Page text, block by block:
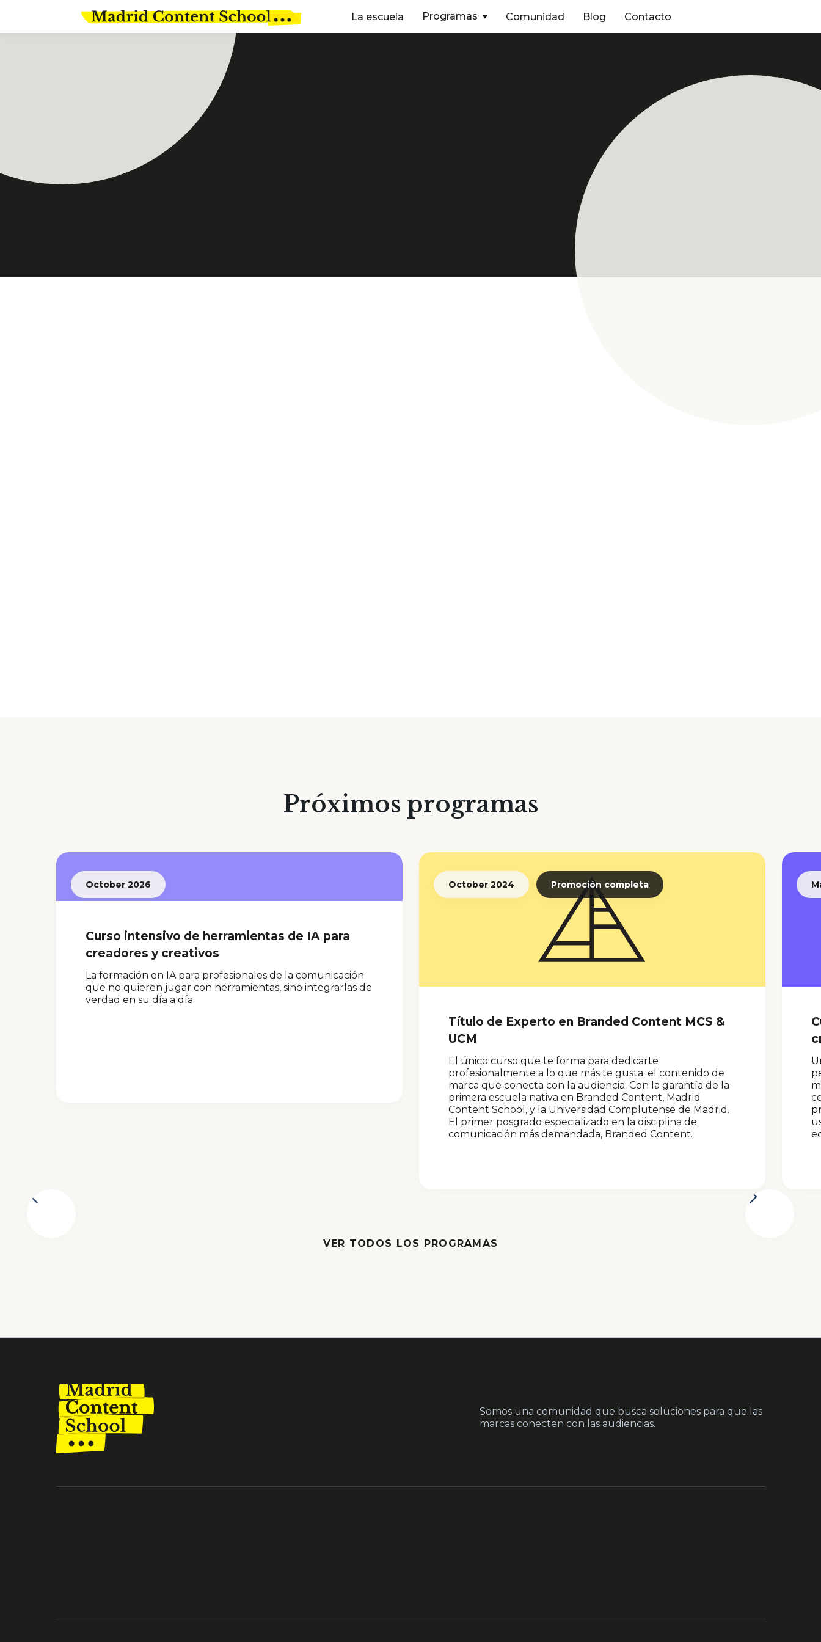
La escuela Programas  Comunidad Blog Contacto
Próximos programas
October 2026
Curso intensivo de herramientas de IA para
creadores y creativos
La formación en IA para profesionales de la comunicación
que no quieren jugar con herramientas, sino integrarlas de
verdad en su día a día.
October 2024 Promoción completa
Título de Experto en Branded Content MCS &
UCM
El único curso que te forma para dedicarte
profesionalmente a lo que más te gusta: el contenido de
marca que conecta con la audiencia. Con la garantía de la
primera escuela nativa en Branded Content, Madrid
Content School, y la Universidad Complutense de Madrid.
El primer posgrado especializado en la disciplina de
comunicación más demandada, Branded Content.
VER TODOS LOS PROGRAMAS
Somos una comunidad que busca soluciones para que las
marcas conecten con las audiencias.